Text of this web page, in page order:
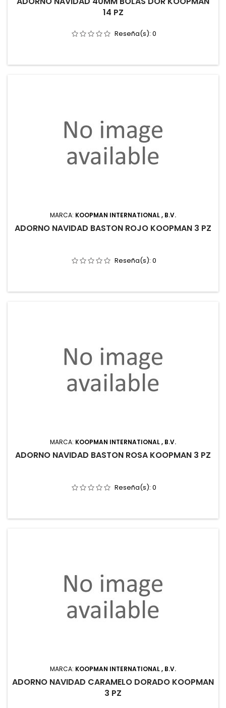
14 PZ
Reseña(s): 0
MARCA: KOOPMAN INTERNATIONAL , B.V.
ADORNO NAVIDAD BASTON ROJO KOOPMAN 3 PZ
Reseña(s): 0
MARCA: KOOPMAN INTERNATIONAL , B.V.
ADORNO NAVIDAD BASTON ROSA KOOPMAN 3 PZ
Reseña(s): 0
MARCA: KOOPMAN INTERNATIONAL , B.V.
ADORNO NAVIDAD CARAMELO DORADO KOOPMAN
3 PZ